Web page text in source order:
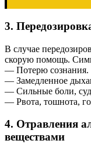
3.
В случае
скорую помощь.
— Потерю сознания.
— Замедленное
— Сильные боли,
— Рвота, тошнота,
4. Отравления
веществами